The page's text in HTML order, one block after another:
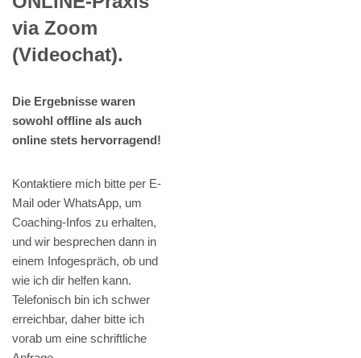
via Zoom
(Videochat).
Die Ergebnisse waren
sowohl offline als auch
online stets hervorragend!
Kontaktiere mich bitte per E-
Mail oder WhatsApp, um
Coaching-Infos zu erhalten,
und wir besprechen dann in
einem Infogespräch, ob und
wie ich dir helfen kann.
Telefonisch bin ich schwer
erreichbar, daher bitte ich
vorab um eine schriftliche